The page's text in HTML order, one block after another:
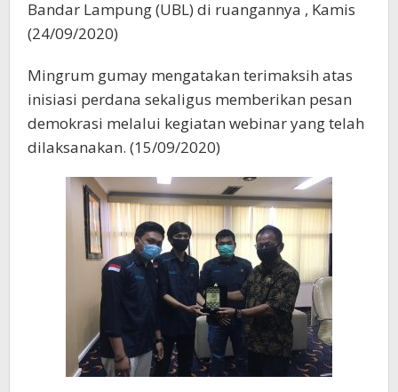
Bandar Lampung (UBL) di ruangannya , Kamis
(24/09/2020)
Mingrum gumay mengatakan terimaksih atas
inisiasi perdana sekaligus memberikan pesan
demokrasi melalui kegiatan webinar yang telah
dilaksanakan. (15/09/2020)